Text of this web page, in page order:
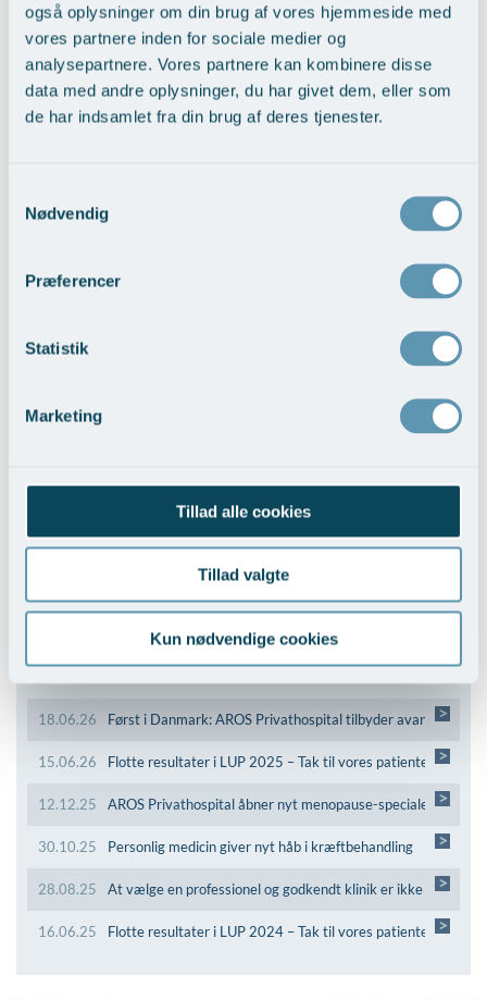
også oplysninger om din brug af vores hjemmeside med
vores partnere inden for sociale medier og
analysepartnere. Vores partnere kan kombinere disse
data med andre oplysninger, du har givet dem, eller som
de har indsamlet fra din brug af deres tjenester.
Nødvendig
Præferencer
Statistik
Marketing
Tillad alle cookies
Tillad valgte
Kun nødvendige cookies
Kontakt os
Brug formularen eller kontakt os direkte via telefon, hvis
E-mail
Seneste Nyheder
18.06.26 Først i Danmark: AROS Privathospital tilbyder avanceret
>
15.06.26 Flotte resultater i LUP 2025 – Tak til vores patienter!>
12.12.25 AROS Privathospital åbner nyt menopause-speciale >
30.10.25 Personlig medicin giver nyt håb i kræftbehandling >
28.08.25 At vælge en professionel og godkendt klinik er ikke kun et
>
16.06.25 Flotte resultater i LUP 2024 – Tak til vores patienter!>